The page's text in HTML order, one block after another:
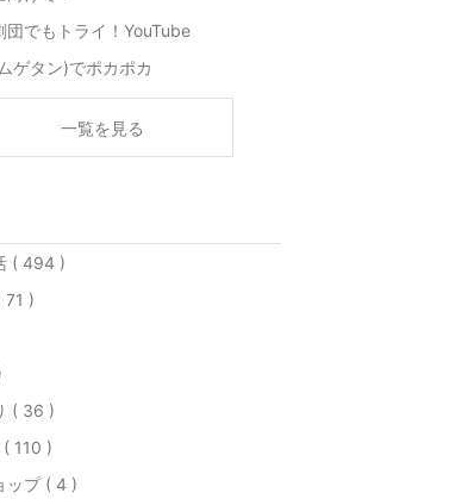
団でもトライ！YouTube
ゲタン)でポカポカ
一覧を見る
( 494 )
71 )
( 36 )
110 )
ップ ( 4 )